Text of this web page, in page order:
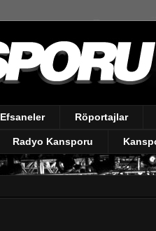
Efsaneler Röportajlar
Radyo Kansporu